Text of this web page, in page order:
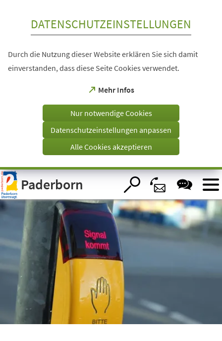
Visuelle
Assistenzsoftware
öffnen.
DATENSCHUTZEINSTELLUNGEN
Durch die Nutzung dieser Website erklären Sie sich damit
einverstanden, dass diese Seite Cookies verwendet.
Mehr Infos
(Öffnet
einem
Tab)
Nur notwendige Cookies
Datenschutzeinstellungen anpassen
Alle Cookies akzeptieren
Paderborn